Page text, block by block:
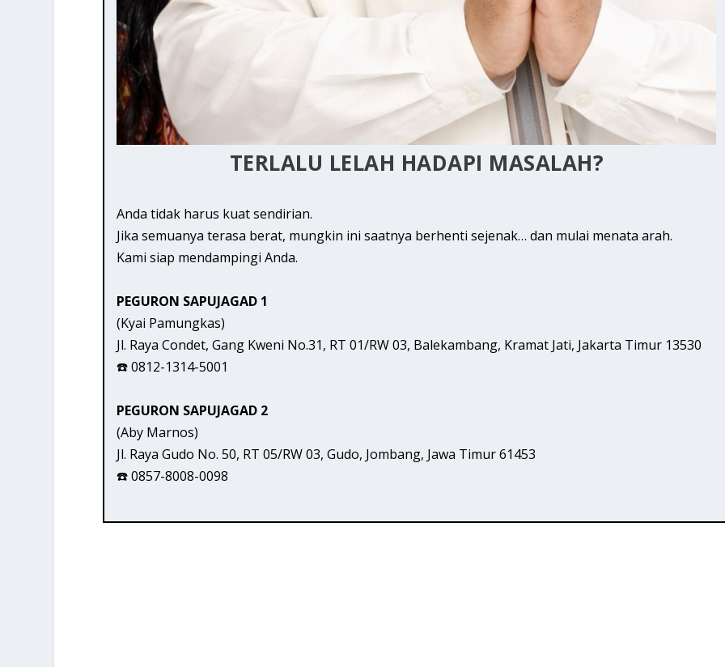
TERLALU LELAH HADAPI MASALAH?
Anda tidak harus kuat sendirian.
Jika semuanya terasa berat, mungkin ini saatnya berhenti sejenak… dan mulai menata arah.
Kami siap mendampingi Anda.
PEGURON SAPUJAGAD 1
(Kyai Pamungkas)
Jl. Raya Condet, Gang Kweni No.31, RT 01/RW 03, Balekambang, Kramat Jati, Jakarta Timur 13530
☎️ 0812-1314-5001
PEGURON SAPUJAGAD 2
(Aby Marnos)
Jl. Raya Gudo No. 50, RT 05/RW 03, Gudo, Jombang, Jawa Timur 61453
☎️ 0857-8008-0098